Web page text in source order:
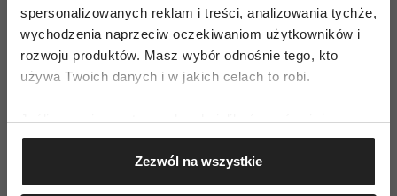
spersonalizowanych reklam i treści, analizowania tychże,
wychodzenia naprzeciw oczekiwaniom użytkowników i
rozwoju produktów. Masz wybór odnośnie tego, kto
używa Twoich danych i w jakich celach to robi.
Jeśli wyrazisz na to zgodę, chcielibyśmy również:
Gromadzić dane dotyczące Twojej lokalizacji
geograficznej z dokładnością nawet do kilku metrów
Identyfikować Twoje urządzenie, aktywnie
Zezwól na wszystkie
Pohrybieniuk, Dyrektor ds. Relacji
Zewnętrznych i Zrównoważonego Rozwoju,
Danone. Jak pomóc niedożywionym dzieciom?
Dzięki Programowi Podziel się Posiłkiem firmy
każdego. Aby włączyć się w działania na rzecz
potrzebujących dzieci wystarczy w okresie od
września do końca października br. kupić